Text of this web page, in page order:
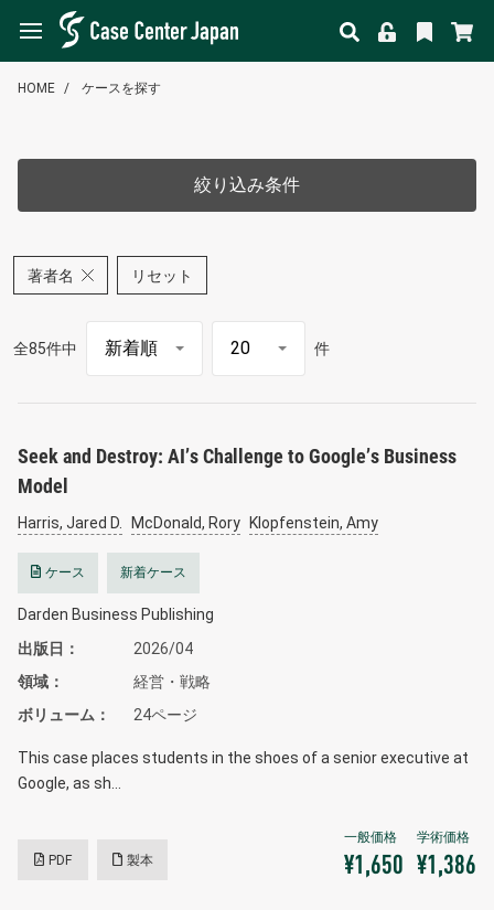
HOME ケースを探す
著者名 リセット
全85件中 件
Seek and Destroy: AI’s Challenge to Google’s Business
Model
Harris, Jared D. McDonald, Rory Klopfenstein, Amy
ケース 新着ケース
Darden Business Publishing
出版日
2026/04
領域
経営・戦略
ボリューム
24ページ
This case places students in the shoes of a senior executive at
Google, as sh…
PDF 製本 ¥1,650 ¥1,386
絞り込み条件